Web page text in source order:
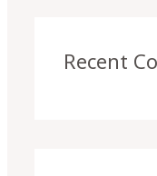
Recent